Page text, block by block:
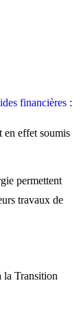
financières :
en effet soumis
permettent
travaux de
la Transition